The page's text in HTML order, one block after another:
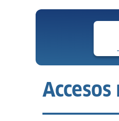
Buscar